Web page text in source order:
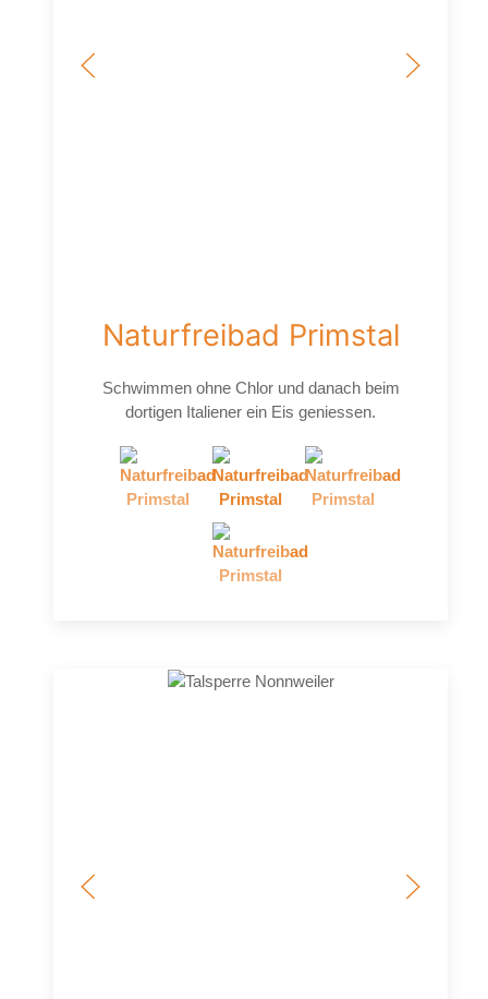
Naturfreibad Primstal
Schwimmen ohne Chlor und danach beim
dortigen Italiener ein Eis geniessen.